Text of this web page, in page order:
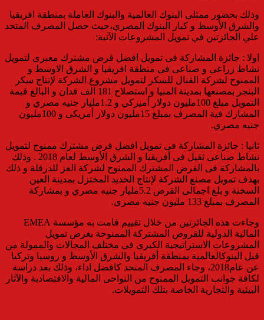
وذلك بحضور ممثلى البنوك العالمية والبنوك العاملة بمنطقة افريقيا
والشرق الأوسط و كبار البنوك المصري،حيث حصل المصرف المتحد
علي الجائزتين في تمويل المشروعات الآتية:
اولا : جائزة المشاركة فى تمويل افضل قرض مشترك معبرى لتمويل
نشاط زراعى و صناعى فى منطقة افريقيا و الشرق الاوسط و
الممنوح لشركة القنال للسكر لتمويل مشروع الشركة لإنتاج سكر
البنجر بمصنعها بمدينة المنيا و استصلاح 181 الف فدان و البالغ قيمة
التمويل مبلغ 100مليون دولار أميركي و 1.2مليار جنيه مصري و
المشارك فية المصرف بمبلغ 15مليون دولار أمريكى و 100مليون
جنيه مصري.
ثانيا : جائزة المشاركة فى تمويل افضل قرض مشترك ممنوح لتمويل
نشاط صناعى ثقيل فى أفريقيا و الشرق الأوسط لعام 2018 . وذلك
بالمشاركة فى القرض المشترك الممنوح لشركة العز للدرفلة و ذلك
بهدف تمويل مصنع الشركة لإنتاج الحديد المختزل بمدينة العين
السخنة و بلغ اجمالى القرض 5.2مليار جنيه مصري و بمشاركة
المصرف بمبلغ 133 مليون جنيه مصري.
وجاءت هذه الجائزتين من خلال تقييم قامت به مؤسسة EMEA
المالية الدولية للقروض المشتركة الممنوحة بغرض تمويل
المشروعات الاستراتيجية الكبرى فى مختلف المجالات والممولة من
قبل البنوكالعالمية بمنطقة أفريقيا والشرق الأوسط و روسيا وتركيا
عن عام2018، وجاء المصرف المتحد كافضل اداء، وذلك بعد دراسة
لكافة جوانب التمويل الممنوح من النواحى المالية والاقتصادية والآثار
البيئية والتجارية الخاصة بتلك التمويلات.